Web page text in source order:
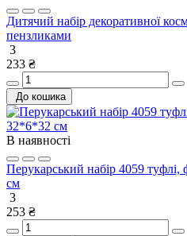
Дитячий набір декоративної
пензликами
3
233 ₴
До кошика
В наявності
Перукарський набір 4059
см
3
253 ₴